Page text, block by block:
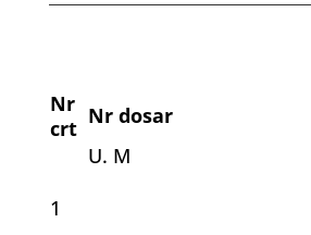
Nr
crt Nr dosar
1
U. M